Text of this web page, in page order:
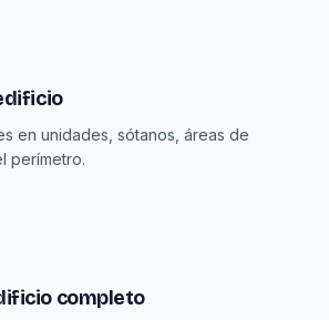
en unidades, sótanos, áreas de
perímetro.
completo